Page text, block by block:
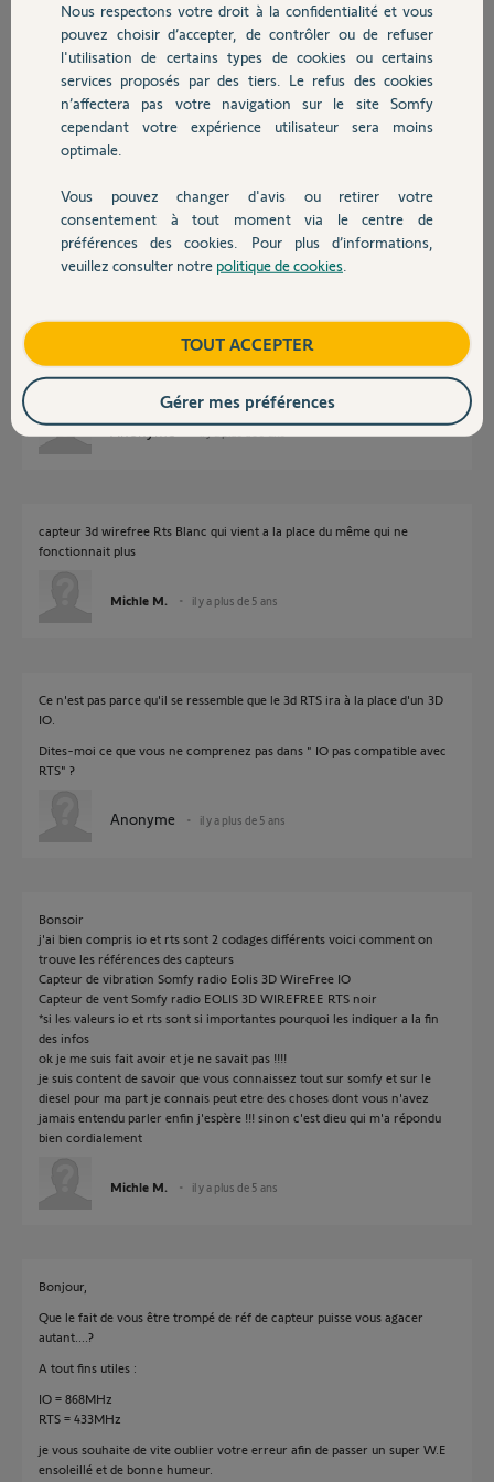
Chauffage
Autres produits
Devis avec un pro
Contact
Michle M.
il y a plus de 5 ans
Participer au fil de discussion
Réponses
Bonjour,
Vous nous parlez d'un 3D RTS....???? Sur un store IO.
Sur un store IO il faut un 3D IO !
Dans un moteur diesel on met du gazole, pas du E85.
CdL
Anonyme
capteur 3d wirefree Rts Blanc qui vient a la place du même qui ne
fonctionnait plus
Michle M. il y a plus de 5 ans
Ce n'est pas parce qu'il se ressemble que le 3d RTS ira à la place d'un 3D
IO.
Dites-moi ce que vous ne comprenez pas dans " IO pas compatible avec
RTS" ?
Anonyme il y a plus de 5 ans
Bonsoir
j'ai bien compris io et rts sont 2 codages différents voici comment on
trouve les références des capteurs
Capteur de vibration Somfy radio Eolis 3D WireFree IO
Capteur de vent Somfy radio EOLIS 3D WIREFREE RTS noir
*si les valeurs io et rts sont si importantes pourquoi les indiquer a la fin
des infos
ok je me suis fait avoir et je ne savait pas !!!!
je suis content de savoir que vous connaissez tout sur somfy et sur le
diesel pour ma part je connais peut etre des choses dont vous n'avez
jamais entendu parler enfin j'espère !!! sinon c'est dieu qui m'a répondu
bien cordialement
Michle M. il y a plus de 5 ans
Bonjour,
Que le fait de vous être trompé de réf de capteur puisse vous agacer
autant....?
A tout fins utiles :
IO = 868MHz
RTS = 433MHz
je vous souhaite de vite oublier votre erreur afin de passer un super W.E
ensoleillé et de bonne humeur.
Nous respectons votre droit à la confidentialité et vous
pouvez choisir d’accepter, de contrôler ou de refuser
l'utilisation de certains types de cookies ou certains
services proposés par des tiers. Le refus des cookies
n’affectera pas votre navigation sur le site Somfy
cependant votre expérience utilisateur sera moins
optimale.
Vous pouvez changer d'avis ou retirer votre
consentement à tout moment via le centre de
préférences des cookies. Pour plus d’informations,
veuillez consulter notre politique de cookies
TOUT ACCEPTER
Gérer mes préférences